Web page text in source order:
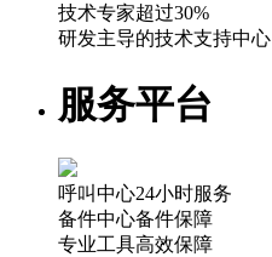
技术专家超过30%
研发主导的技术支持中心
服务平台
呼叫中心24小时服务
备件中心备件保障
专业工具高效保障